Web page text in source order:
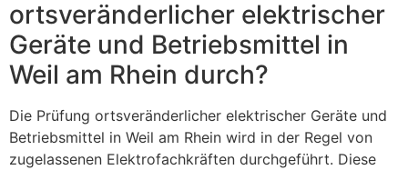
ortsveränderlicher elektrischer
Geräte und Betriebsmittel in
Weil am Rhein durch?
Die Prüfung ortsveränderlicher elektrischer Geräte und
Betriebsmittel in Weil am Rhein wird in der Regel von
zugelassenen Elektrofachkräften durchgeführt. Diese